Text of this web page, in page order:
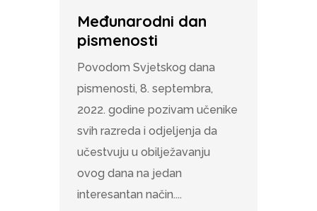
Međunarodni dan
pismenosti
Povodom Svjetskog dana
pismenosti, 8. septembra,
2022. godine pozivam učenike
svih razreda i odjeljenja da
učestvuju u obilježavanju
ovog dana na jedan
interesantan način....